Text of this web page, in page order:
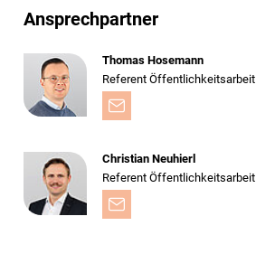
Ansprechpartner
Thomas Hosemann
Referent Öffentlichkeitsarbeit
Christian Neuhierl
Referent Öffentlichkeitsarbeit